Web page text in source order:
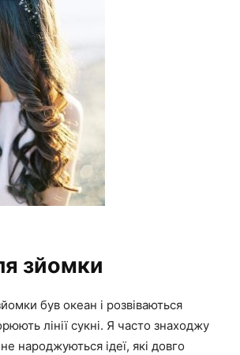
зйомки
був океан і розвіваються
лінії сукні. Я часто знаходжу
народжуються ідеї, які довго